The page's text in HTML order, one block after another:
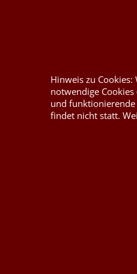
Füllwatte, Granulat
Hinweis zu
notwendige
und funktionierende
findet nicht statt.